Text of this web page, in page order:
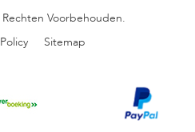
Voorbehouden.
Sitemap